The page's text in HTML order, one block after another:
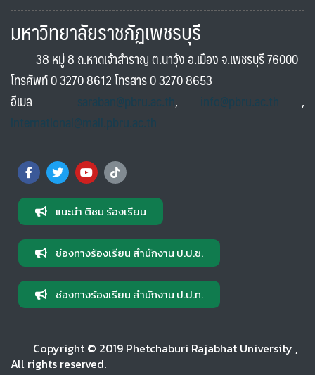
มหาวิทยาลัยราชภัฏเพชรบุรี
38 หมู่ 8 ถ.หาดเจ้าสำราญ ต.นาวุ้ง อ.เมือง จ.เพชรบุรี 76000
โทรศัพท์ 0 3270 8612 โทรสาร 0 3270 8653
อีเมล saraban@pbru.ac.th, info@pbru.ac.th ,
international@mail.pbru.ac.th
แนะนำ ติชม ร้องเรียน
ช่องทางร้องเรียน สำนักงาน ป.ป.ช.
ช่องทางร้องเรียน สำนักงาน ป.ป.ท.
Copyright © 2019 Phetchaburi Rajabhat University ,
All rights reserved.